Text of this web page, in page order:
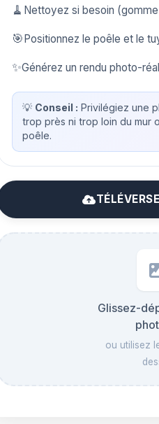
🧹 Nettoyez si besoin
🎯Positionnez le poêle et le
✨Générez un rendu photo-
💡 Conseil : Privilégiez une
trop près ni trop loin du mur
poêle.
Glissez-
ou utilisez